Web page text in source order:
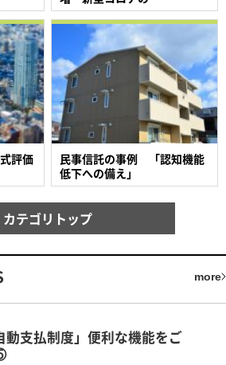
民事信託の事例 「認知機能
低下への備え」
評価
カテゴリトップ
more
動支払制度」便利な機能をご